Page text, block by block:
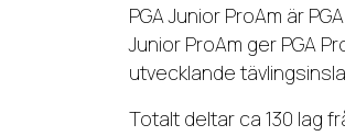
PGA Junior ProAm är
Junior ProAm ger PGA
utvecklande
Totalt deltar ca 130 lag